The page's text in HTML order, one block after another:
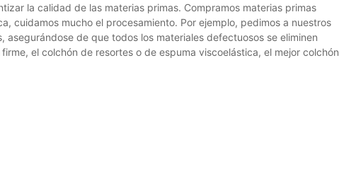
la calidad de las materias primas. Compramos materias primas
cuidamos mucho el procesamiento. Por ejemplo, pedimos a nuestros
de que todos los materiales defectuosos se eliminen
el colchón de resortes o de espuma viscoelástica, el mejor colchón